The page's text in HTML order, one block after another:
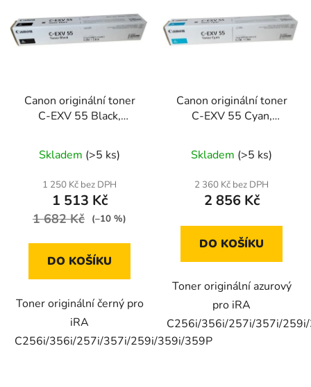
Canon originální toner
C-EXV 55 Black,
Skladem (>5 ks)
1 250 Kč bez DPH
1 513 Kč
1 682 Kč (–10 %)
DO KOŠÍKU
Toner originální černý pro
iRA
C256i/356i/257i/357i/259i/359i/359P
Canon originální toner
C-EXV 55 Cyan,
Skladem (>5 ks)
2 360 Kč bez DPH
2 856 Kč
DO KOŠÍKU
Toner originální azurový
pro iRA
C256i/356i/257i/357i/